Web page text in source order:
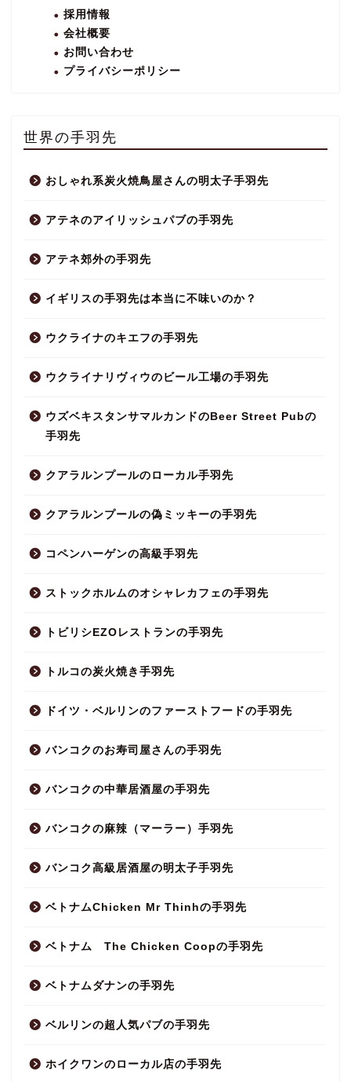
採用情報
会社概要
お問い合わせ
プライバシーポリシー
世界の手羽先
おしゃれ系炭火焼鳥屋さんの明太子手羽先
アテネのアイリッシュパブの手羽先
アテネ郊外の手羽先
イギリスの手羽先は本当に不味いのか？
ウクライナのキエフの手羽先
ウクライナリヴィウのビール工場の手羽先
ウズベキスタンサマルカンドのBeer Street Pubの
手羽先
クアラルンプールのローカル手羽先
クアラルンプールの偽ミッキーの手羽先
コペンハーゲンの高級手羽先
ストックホルムのオシャレカフェの手羽先
トビリシEZOレストランの手羽先
トルコの炭火焼き手羽先
ドイツ・ベルリンのファーストフードの手羽先
バンコクのお寿司屋さんの手羽先
バンコクの中華居酒屋の手羽先
バンコクの麻辣（マーラー）手羽先
バンコク高級居酒屋の明太子手羽先
ベトナムChicken Mr Thinhの手羽先
ベトナム The Chicken Coopの手羽先
ベトナムダナンの手羽先
ベルリンの超人気パブの手羽先
ホイクワンのローカル店の手羽先